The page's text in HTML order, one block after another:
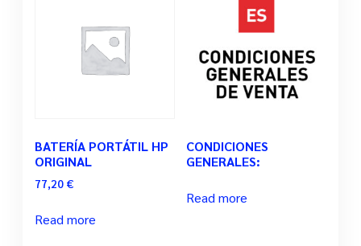
BATERÍA PORTÁTIL HP
ORIGINAL
77,20 €
Read more
CONDICIONES
GENERALES:
Read more